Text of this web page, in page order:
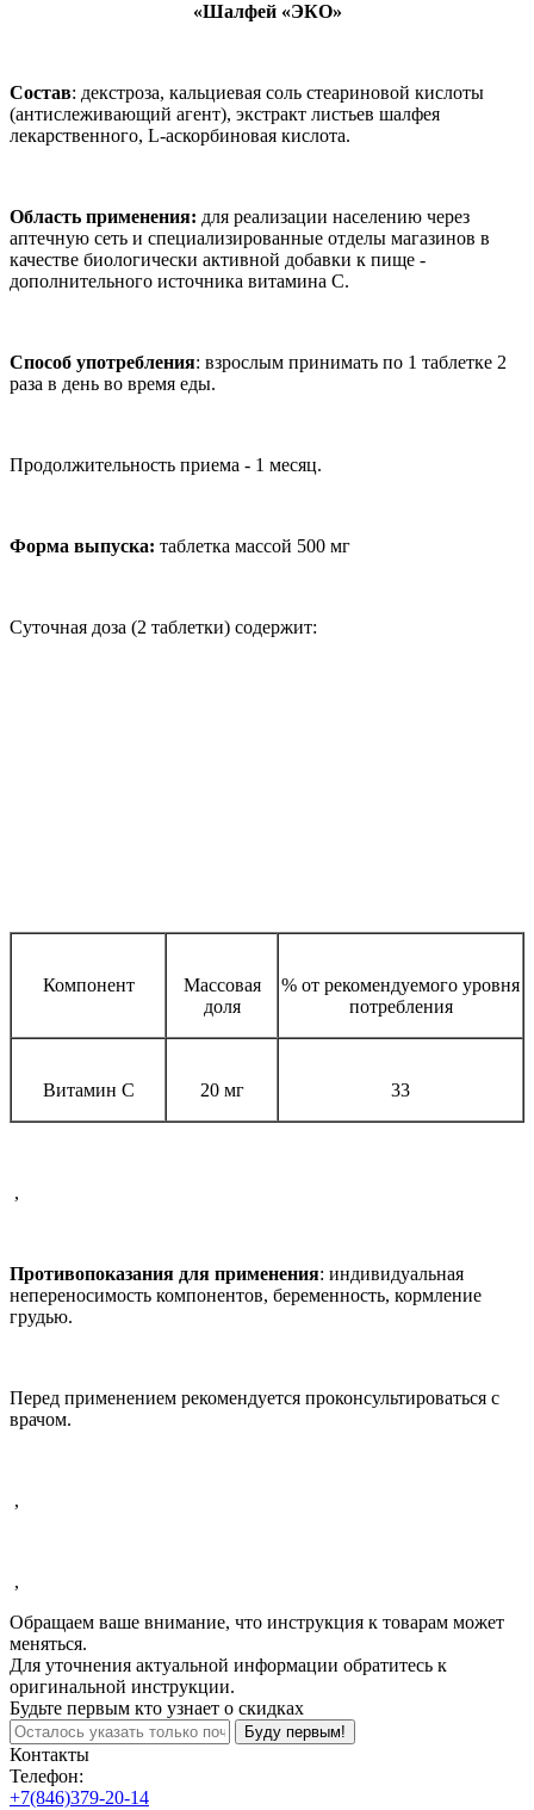
«Шалфей «ЭКО»
Состав: декстроза, кальциевая соль стеариновой кислоты
(антислеживающий агент), экстракт листьев шалфея
лекарственного, L-аскорбиновая кислота.
Область применения: для реализации населению через
аптечную сеть и специализированные отделы магазинов в
качестве биологически активной добавки к пище -
дополнительного источника витамина С.
Способ употребления: взрослым принимать по 1 таблетке 2
раза в день во время еды.
Продолжительность приема - 1 месяц.
Форма выпуска: таблетка массой 500 мг
Суточная доза (2 таблетки) содержит:
Компонент
Массовая
доля
% от рекомендуемого уровня
потребления
Витамин С 20 мг 33
,
Противопоказания для применения: индивидуальная
непереносимость компонентов, беременность, кормление
грудью.
Перед применением рекомендуется проконсультироваться с
врачом.
,
,
Обращаем ваше внимание, что инструкция к товарам может
меняться.
Для уточнения актуальной информации обратитесь к
оригинальной инструкции.
Будьте первым кто узнает о скидках
Буду первым!
Контакты
Телефон:
+7(846)379-20-14